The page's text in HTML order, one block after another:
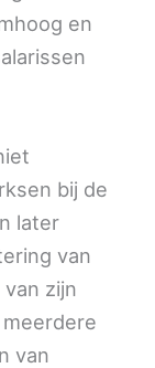
en
bij de
later
van
zijn
van